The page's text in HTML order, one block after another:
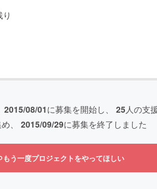
2015/08/01に募集を開始し、 25人の支
、 2015/09/29に募集を終了しました
もう一度プロジェクトをやってほしい